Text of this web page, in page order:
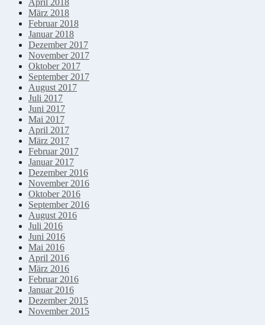
März 2018
Februar 2018
Januar 2018
Dezember 2017
November 2017
Oktober 2017
September 2017
August 2017
Juli 2017
Juni 2017
Mai 2017
April 2017
März 2017
Februar 2017
Januar 2017
Dezember 2016
November 2016
Oktober 2016
September 2016
August 2016
Juli 2016
Juni 2016
Mai 2016
April 2016
März 2016
Februar 2016
Januar 2016
Dezember 2015
November 2015